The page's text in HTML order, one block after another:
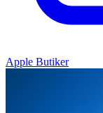
Apple Butiker